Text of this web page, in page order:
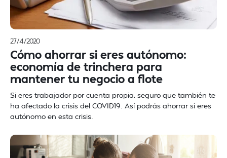
27/4/2020
Cómo ahorrar si eres autónomo:
economía de trinchera para
mantener tu negocio a flote
Si eres trabajador por cuenta propia, seguro que también te
ha afectado la crisis del COVID19. Así podrás ahorrar si eres
autónomo en esta crisis.